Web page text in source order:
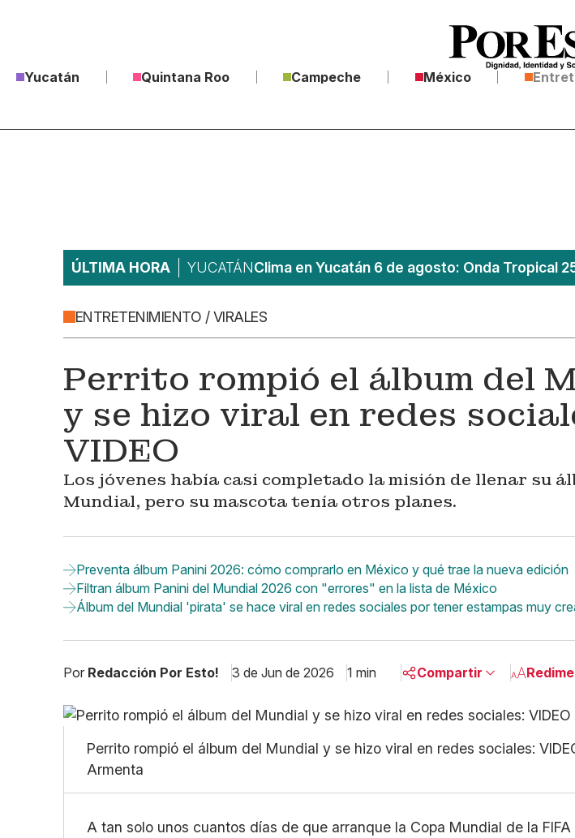
Yucatán Quintana Roo Campeche México
ÚLTIMA HORA YUCATÁNClima en Yucatán 6 de agosto: Onda Tropical
ENTRETENIMIENTO / VIRALES
Perrito rompió el álbum del
y se hizo viral en redes
VIDEO
Los jóvenes había casi completado la misión de llenar su
Mundial, pero su mascota tenía otros planes.
Preventa álbum Panini 2026: cómo comprarlo en México y qué trae la nueva edición
Filtran álbum Panini del Mundial 2026 con "errores" en la lista de México
Álbum del Mundial 'pirata' se hace viral en redes sociales por tener estampas muy
Por Redacción Por Esto! 3 de Jun de 2026 1 min Compartir
Linkedin
Facebook
Copiar enlace
Perrito rompió el álbum del Mundial y se hizo viral en redes sociales:
Armenta
A tan solo unos cuantos días de que arranque la Copa Mundial de la FIFA